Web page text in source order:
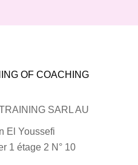
OF COACHING
SARL AU
El Youssefi
1 étage 2 N° 10